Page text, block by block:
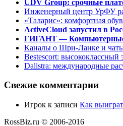
UDV Group: срочные
Инженерный центр УрФУ
«Таларис»: комфортная
ActiveCloud запустил в
ГИГАНТ — Компьютерные
Каналы о Шри-Ланке и чаты
Bestescort:
Dalistra: международные
Свежие комментарии
Игрок к записи Как
RossBiz.ru © 2006-2016